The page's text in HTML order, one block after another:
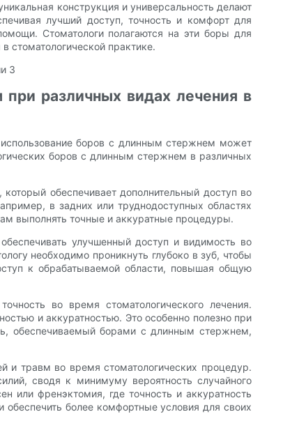
конструкция и универсальность делают
лучший доступ, точность и комфорт для
Стоматологи полагаются на эти боры для
стоматологической практике.
различных видах лечения в
боров с длинным стержнем может
боров с длинным стержнем в различных
обеспечивает дополнительный доступ во
в задних или труднодоступных областях
выполнять точные и аккуратные процедуры.
улучшенный доступ и видимость во
необходимо проникнуть глубоко в зуб, чтобы
к обрабатываемой области, повышая общую
во время стоматологического лечения.
и аккуратностью. Это особенно полезно при
обеспечиваемый борами с длинным стержнем,
и травм во время стоматологических процедур.
сводя к минимуму вероятность случайного
или френэктомия, где точность и аккуратность
более комфортные условия для своих